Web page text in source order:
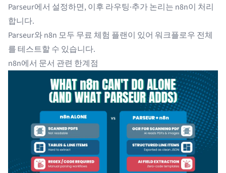
Parseur에서 설정하면, 이후 라우팅·추가 논리는 n8n이 처리
합니다.
Parseur와 n8n 모두 무료 체험 플랜이 있어 워크플로우 전체
를 테스트할 수 있습니다.
n8n에서 문서 관련 한계점